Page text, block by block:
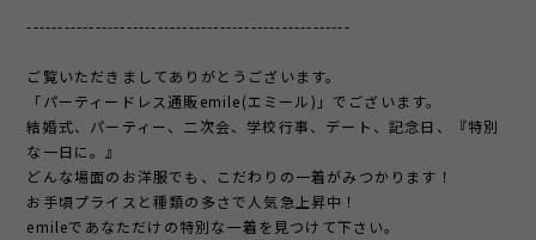
----------------------------------------------------
ご覧いただきましてありがとうございます。
「パーティードレス通販emile(エミール)」でございます。
結婚式、パーティー、二次会、学校行事、デート、記念日、『特別
な一日に。』
どんな場面のお洋服でも、こだわりの一着がみつかります！
お手頃プライスと種類の多さで人気急上昇中！
emileであなただけの特別な一着を見つけて下さい。